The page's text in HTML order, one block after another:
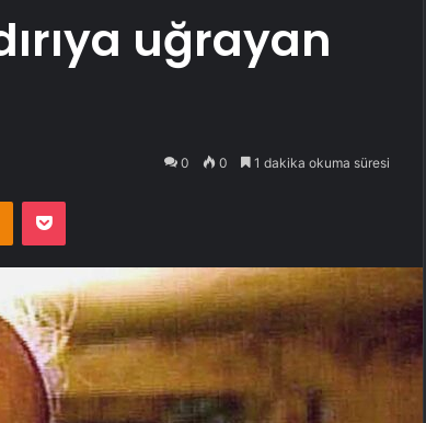
uğrayan
0 0 1 dakika okuma süresi
Odnoklassniki
Pocket